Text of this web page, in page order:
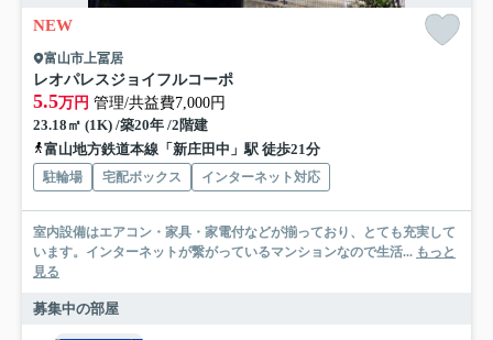
NEW
富山市上冨居
レオパレスジョイフルコーポ
5.5万円 管理/共益費7,000円
23.18㎡ (1K) /築20年 /2階建
富山地方鉄道本線「新庄田中」駅 徒歩21分
駐輪場 宅配ボックス インターネット対応
室内設備はエアコン・家具・家電付などが揃っており、とても充実して
います。インターネットが繋がっているマンションなので生活... もっと
見る
募集中の部屋